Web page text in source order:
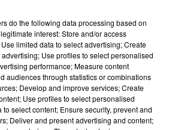
do the following data processing based on
interest: Store and/or access
limited data to select advertising; Create
Use profiles to select personalised
performance; Measure content
audiences through statistics or combinations
Develop and improve services; Create
Use profiles to select personalised
select content; Ensure security, prevent and
Deliver and present advertising and content;